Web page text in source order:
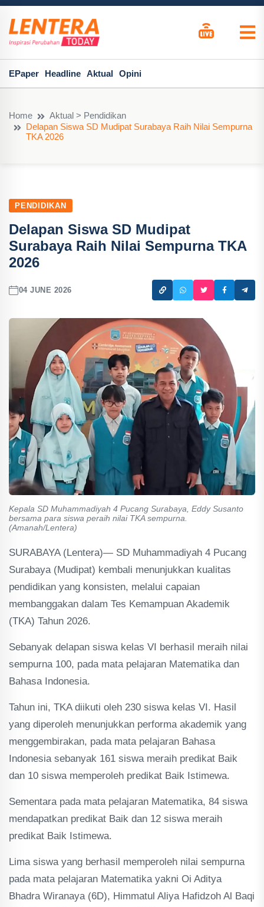
EPaper Headline Aktual Opini
Home
Aktual > Pendidikan
Delapan Siswa SD Mudipat Surabaya Raih Nilai Sempurna
TKA 2026
PENDIDIKAN
Delapan Siswa SD Mudipat
Surabaya Raih Nilai Sempurna TKA
2026
04 JUNE 2026
Kepala SD Muhammadiyah 4 Pucang Surabaya, Eddy Susanto
bersama para siswa peraih nilai TKA sempurna.
(Amanah/Lentera)
SURABAYA (Lentera)— SD Muhammadiyah 4 Pucang
Surabaya (Mudipat) kembali menunjukkan kualitas
pendidikan yang konsisten, melalui capaian
membanggakan dalam Tes Kemampuan Akademik
(TKA) Tahun 2026.
Sebanyak delapan siswa kelas VI berhasil meraih nilai
sempurna 100, pada mata pelajaran Matematika dan
Bahasa Indonesia.
Tahun ini, TKA diikuti oleh 230 siswa kelas VI. Hasil
yang diperoleh menunjukkan performa akademik yang
menggembirakan, pada mata pelajaran Bahasa
Indonesia sebanyak 161 siswa meraih predikat Baik
dan 10 siswa memperoleh predikat Baik Istimewa.
Sementara pada mata pelajaran Matematika, 84 siswa
mendapatkan predikat Baik dan 12 siswa meraih
predikat Baik Istimewa.
Lima siswa yang berhasil memperoleh nilai sempurna
pada mata pelajaran Matematika yakni Oi Aditya
Bhadra Wiranaya (6D), Himmatul Aliya Hafidzoh Al Baqi